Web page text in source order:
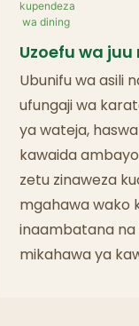
Uzoefu wa
dining
Ubunifu wa asili
ufungaji wa
ya wateja,
kawaida
zetu zinaweza
mgahawa wako
inaambatana
mikahawa ya